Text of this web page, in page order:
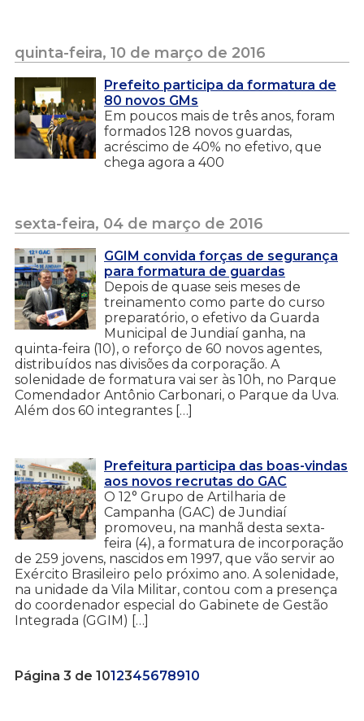
quinta-feira, 10 de março de 2016
Prefeito participa da formatura de
80 novos GMs
Em poucos mais de três anos, foram
formados 128 novos guardas,
acréscimo de 40% no efetivo, que
chega agora a 400
sexta-feira, 04 de março de 2016
GGIM convida forças de segurança
para formatura de guardas
Depois de quase seis meses de
treinamento como parte do curso
preparatório, o efetivo da Guarda
Municipal de Jundiaí ganha, na
quinta-feira (10), o reforço de 60 novos agentes,
distribuídos nas divisões da corporação. A
solenidade de formatura vai ser às 10h, no Parque
Comendador Antônio Carbonari, o Parque da Uva.
Além dos 60 integrantes […]
Prefeitura participa das boas-vindas
aos novos recrutas do GAC
O 12° Grupo de Artilharia de
Campanha (GAC) de Jundiaí
promoveu, na manhã desta sexta-
feira (4), a formatura de incorporação
de 259 jovens, nascidos em 1997, que vão servir ao
Exército Brasileiro pelo próximo ano. A solenidade,
na unidade da Vila Militar, contou com a presença
do coordenador especial do Gabinete de Gestão
Integrada (GGIM) […]
Página 3 de 1012345678910